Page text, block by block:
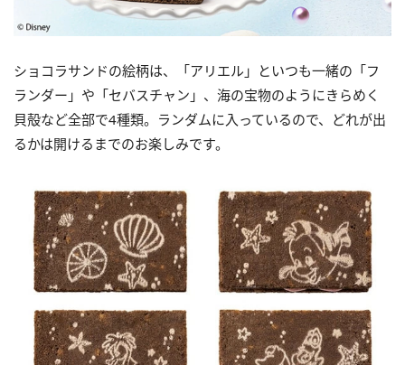
ショコラサンドの絵柄は、「アリエル」といつも一緒の「フ
ランダー」や「セバスチャン」、海の宝物のようにきらめく
貝殻など全部で4種類。ランダムに入っているので、どれが出
るかは開けるまでのお楽しみです。